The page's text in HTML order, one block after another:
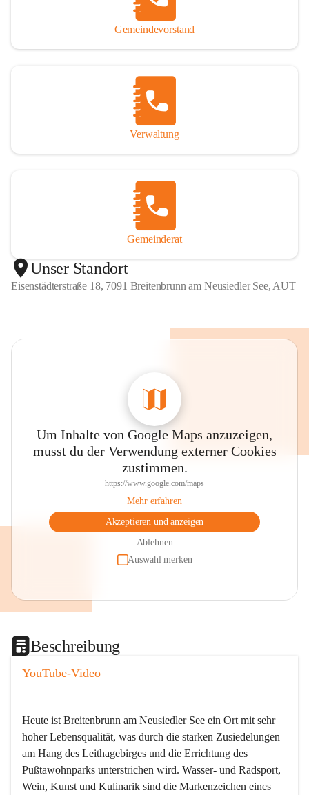
Gemeindevorstand
Verwaltung
Gemeinderat
Unser Standort
Eisenstädterstraße 18, 7091 Breitenbrunn am Neusiedler See, AUT
Um Inhalte von Google Maps anzuzeigen,
musst du der Verwendung externer Cookies
zustimmen.
https://www.google.com/maps
Mehr erfahren
Akzeptieren und anzeigen
Ablehnen
Auswahl merken
Beschreibung
YouTube-Video
Heute ist Breitenbrunn am Neusiedler See ein Ort mit sehr
hoher Lebensqualität, was durch die starken Zusiedelungen
am Hang des Leithagebirges und die Errichtung des
Pußtawohnparks unterstrichen wird. Wasser- und Radsport,
Wein, Kunst und Kulinarik sind die Markenzeichen eines